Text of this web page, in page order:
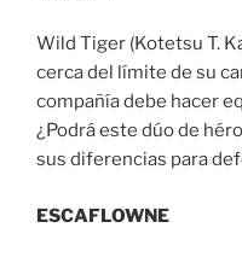
Wild Tiger (Kotetsu T.
cerca del límite de su
compañía debe hacer
¿Podrá este dúo de
sus diferencias para
ESCAFLOWNE